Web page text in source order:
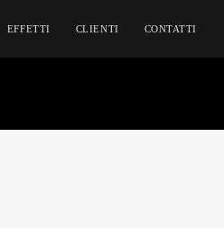
EFFETTI CLIENTI CONTATTI